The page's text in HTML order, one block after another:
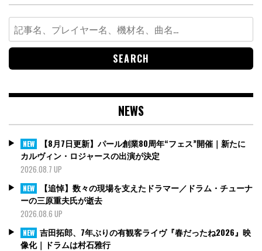
Search
for:
NEWS
NEW
【8月7日更新】パール創業80周年“フェス”開催｜新たに
カルヴィン・ロジャースの出演が決定
2026.08.7 UP
NEW
【追悼】数々の現場を支えたドラマー／ドラム・チューナ
ーの三原重夫氏が逝去
2026.08.6 UP
NEW 吉田拓郎、7年ぶりの有観客ライヴ『春だったね2026』映
像化｜ドラムは村石雅行